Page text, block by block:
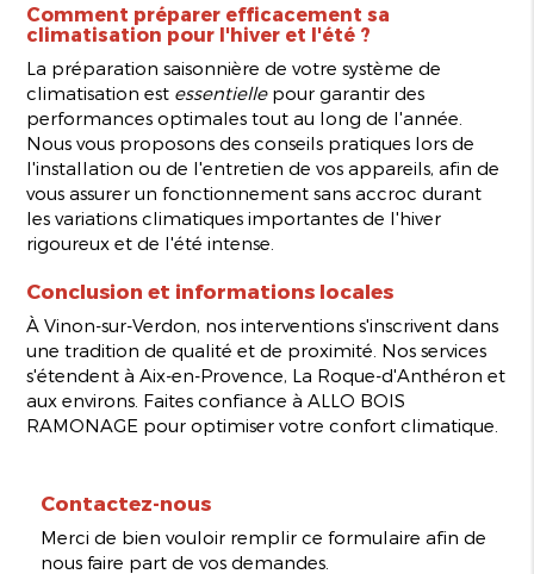
Comment préparer efficacement sa
climatisation pour l'hiver et l'été ?
La préparation saisonnière de votre système de
climatisation est essentiellepour garantir des
performances optimales tout au long de l'année.
Nous vous proposons des conseils pratiques lors de
l'installation ou de l'entretien de vos appareils, afin de
vous assurer un fonctionnement sans accroc durant
les variations climatiques importantes de l'hiver
rigoureux et de l'été intense.
Conclusion et informations locales
À Vinon-sur-Verdon, nos interventions s'inscrivent dans
une tradition de qualité et de proximité. Nos services
s'étendent à Aix-en-Provence, La Roque-d'Anthéron et
aux environs. Faites confiance à ALLO BOIS
RAMONAGE pour optimiser votre confort climatique.
Contactez-nous
Merci de bien vouloir remplir ce formulaire afin de
nous faire part de vos demandes.